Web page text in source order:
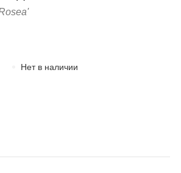
Нет в наличии